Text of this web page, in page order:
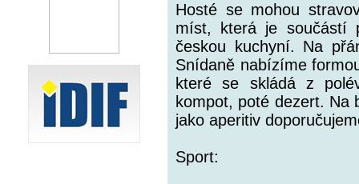
Hosté se mohou
míst, která je součástí
českou kuchyní. Na
Snídaně nabízíme
které se skládá z
kompot, poté dezert. Na
jako aperitiv
Sport: